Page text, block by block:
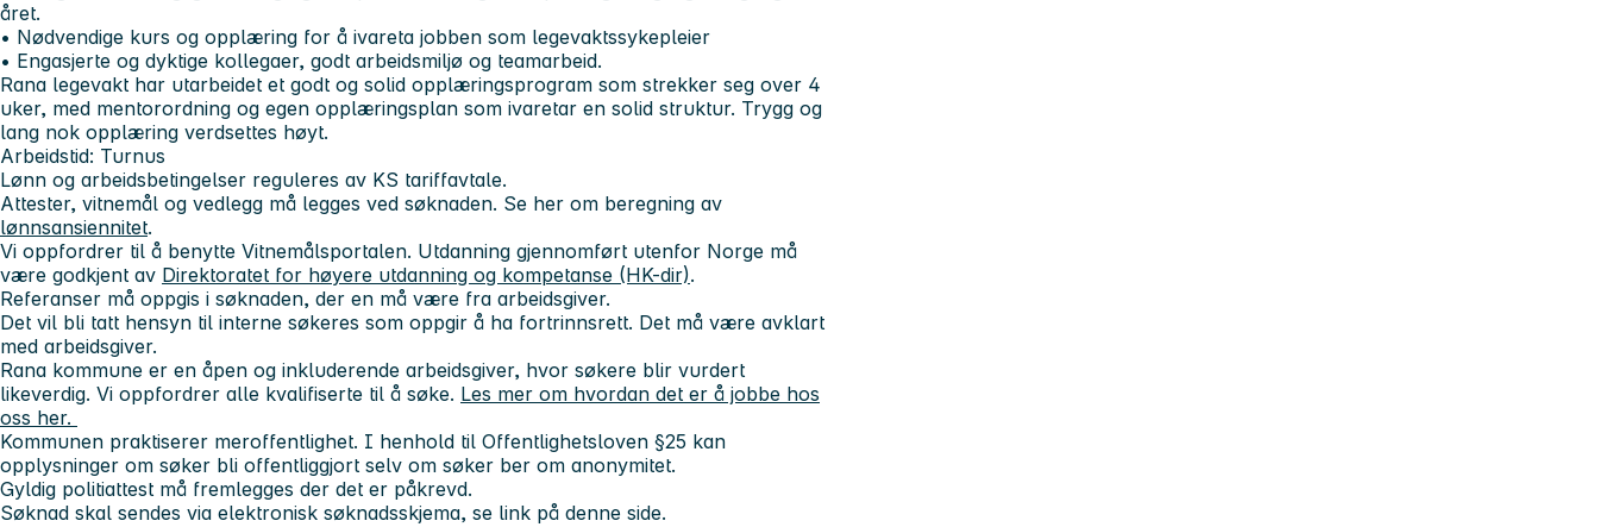
året.
• Nødvendige kurs og opplæring for å ivareta jobben som legevaktssykepleier
• Engasjerte og dyktige kollegaer, godt arbeidsmiljø og teamarbeid.
Rana legevakt har utarbeidet et godt og solid opplæringsprogram som strekker seg over 4
uker, med mentorordning og egen opplæringsplan som ivaretar en solid struktur. Trygg og
lang nok opplæring verdsettes høyt.
Arbeidstid: Turnus
Lønn og arbeidsbetingelser reguleres av KS tariffavtale.
Attester, vitnemål og vedlegg må legges ved søknaden. Se her om beregning av
lønnsansiennitet.
Vi oppfordrer til å benytte Vitnemålsportalen. Utdanning gjennomført utenfor Norge må
være godkjent av Direktoratet for høyere utdanning og kompetanse (HK-dir).
Referanser må oppgis i søknaden, der en må være fra arbeidsgiver.
Det vil bli tatt hensyn til interne søkeres som oppgir å ha fortrinnsrett. Det må være avklart
med arbeidsgiver.
Rana kommune er en åpen og inkluderende arbeidsgiver, hvor søkere blir vurdert
likeverdig. Vi oppfordrer alle kvalifiserte til å søke. Les mer om hvordan det er å jobbe hos
oss her.
Kommunen praktiserer meroffentlighet. I henhold til Offentlighetsloven §25 kan
opplysninger om søker bli offentliggjort selv om søker ber om anonymitet.
Gyldig politiattest må fremlegges der det er påkrevd.
Søknad skal sendes via elektronisk søknadsskjema, se link på denne side.